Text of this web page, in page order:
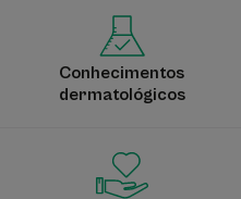
Conhecimentos
dermatológicos